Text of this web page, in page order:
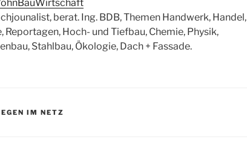
berat. Ing. BDB, Themen Handwerk, Handel,
Reportagen, Hoch- und Tiefbau, Chemie, Physik,
Stahlbau, Ökologie, Dach + Fassade.
IM NETZ